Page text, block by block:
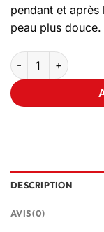
pendant et
peau plus douce.
quantité de
DESCRIPTION
AVIS (0)